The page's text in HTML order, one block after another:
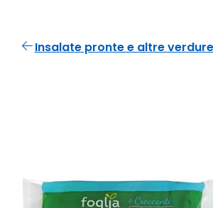
Insalate pronte e altre verdure